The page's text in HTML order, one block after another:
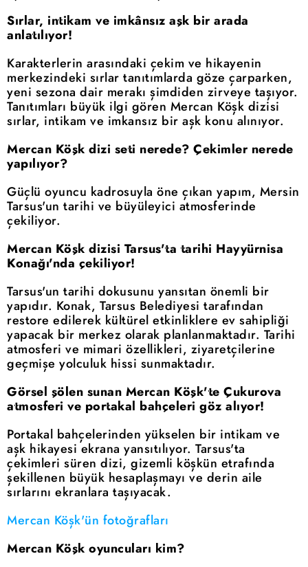
Sırlar, intikam ve imkânsız aşk bir arada
anlatılıyor!
Karakterlerin arasındaki çekim ve hikayenin
merkezindeki sırlar tanıtımlarda göze çarparken,
yeni sezona dair merakı şimdiden zirveye taşıyor.
Tanıtımları büyük ilgi gören Mercan Köşk dizisi
sırlar, intikam ve imkansız bir aşk konu alınıyor.
Mercan Köşk dizi seti nerede? Çekimler nerede
yapılıyor?
Güçlü oyuncu kadrosuyla öne çıkan yapım, Mersin
Tarsus'un tarihi ve büyüleyici atmosferinde
çekiliyor.
Mercan Köşk dizisi Tarsus'ta tarihi Hayyürnisa
Konağı'nda çekiliyor!
Tarsus'un tarihi dokusunu yansıtan önemli bir
yapıdır. Konak, Tarsus Belediyesi tarafından
restore edilerek kültürel etkinliklere ev sahipliği
yapacak bir merkez olarak planlanmaktadır. Tarihi
atmosferi ve mimari özellikleri, ziyaretçilerine
geçmişe yolculuk hissi sunmaktadır.
Görsel şölen sunan Mercan Köşk'te Çukurova
atmosferi ve portakal bahçeleri göz alıyor!
Portakal bahçelerinden yükselen bir intikam ve
aşk hikayesi ekrana yansıtılıyor. Tarsus'ta
çekimleri süren dizi, gizemli köşkün etrafında
şekillenen büyük hesaplaşmayı ve derin aile
sırlarını ekranlara taşıyacak.
Mercan Köşk'ün fotoğrafları
Mercan Köşk oyuncuları kim?